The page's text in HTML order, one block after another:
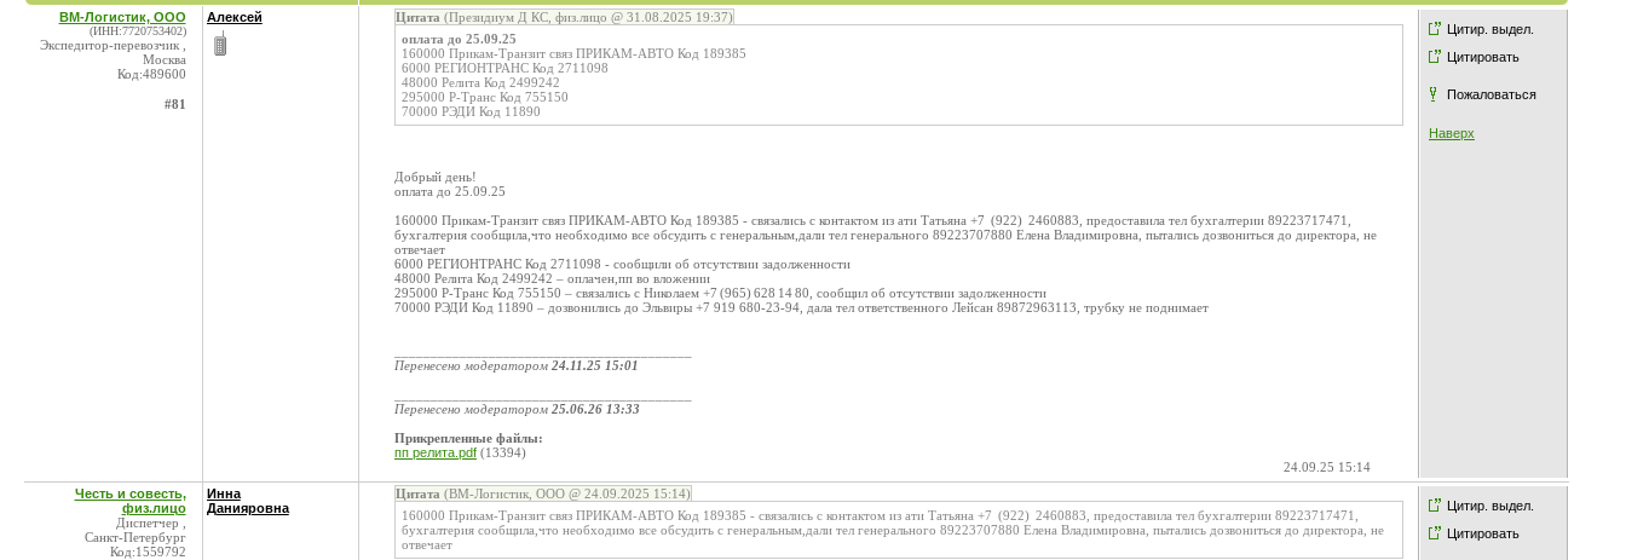
Цитир. выдел.
Цитировать
Пожаловаться
Наверх
ВМ-Логистик, ООО
(ИНН:7720753402)
Экспедитор-перевозчик ,
Москва
Код:489600
#81
Алексей Цитата (Президиум Д КС, физ.лицо @ 31.08.2025 19:37)
оплата до 25.09.25
160000 Прикам-Транзит связ ПРИКАМ-АВТО Код 189385
6000 РЕГИОНТРАНС Код 2711098
48000 Релита Код 2499242
295000 Р-Транс Код 755150
70000 РЭДИ Код 11890
Добрый день!
оплата до 25.09.25
160000 Прикам-Транзит связ ПРИКАМ-АВТО Код 189385 - связались с контактом из ати Татьяна +7 (922) 2460883, предоставила тел бухгалтерии 89223717471,
бухгалтерия сообщила,что необходимо все обсудить с генеральным,дали тел генерального 89223707880 Елена Владимировна, пытались дозвониться до директора, не
отвечает
6000 РЕГИОНТРАНС Код 2711098 - сообщили об отсутствии задолженности
48000 Релита Код 2499242 – оплачен,пп во вложении
295000 Р-Транс Код 755150 – связались с Николаем +7 (965) 628 14 80, сообщил об отсутствии задолженности
70000 РЭДИ Код 11890 – дозвонились до Эльвиры +7 919 680-23-94, дала тел ответственного Лейсан 89872963113, трубку не поднимает
Перенесено модератором 24.11.25 15:01
Перенесено модератором 25.06.26 13:33
Прикрепленные файлы:
пп релита.pdf (13394)
24.09.25 15:14
Цитир. выдел.
Цитировать
Честь и совесть,
физ.лицо
Диспетчер ,
Санкт-Петербург
Код:1559792
Инна
Данияровна
Цитата (ВМ-Логистик, ООО @ 24.09.2025 15:14)
160000 Прикам-Транзит связ ПРИКАМ-АВТО Код 189385 - связались с контактом из ати Татьяна +7 (922) 2460883, предоставила тел бухгалтерии 89223717471,
бухгалтерия сообщила,что необходимо все обсудить с генеральным,дали тел генерального 89223707880 Елена Владимировна, пытались дозвониться до директора, не
отвечает